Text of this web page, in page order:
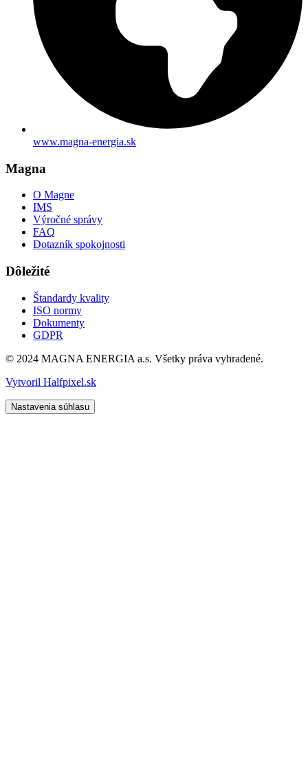
www.magna-energia.sk
Magna
O Magne
IMS
Výročné správy
FAQ
Dotazník spokojnosti
Dôležité
Štandardy kvality
ISO normy
Dokumenty
GDPR
© 2024 MAGNA ENERGIA a.s. Všetky práva vyhradené.
Vytvoril Halfpixel.sk
Nastavenia súhlasu